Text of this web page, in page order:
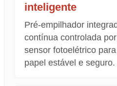
inteligente
Pré-empilhador
contínua controlada
sensor fotoelétrico
papel estável e seguro.